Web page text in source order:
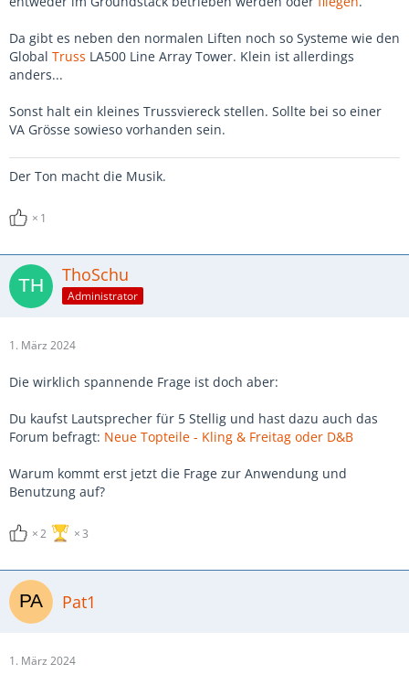
Da gibt es neben den normalen Liften noch so Systeme wie den
Global Truss LA500 Line Array Tower. Klein ist allerdings
anders...
Sonst halt ein kleines Trussviereck stellen. Sollte bei so einer
VA Grösse sowieso vorhanden sein.
Der Ton macht die Musik.
1
ThoSchu
Administrator
1. März 2024
Die wirklich spannende Frage ist doch aber:
Du kaufst Lautsprecher für 5 Stellig und hast dazu auch das
Forum befragt: Neue Topteile - Kling & Freitag oder D&B
Warum kommt erst jetzt die Frage zur Anwendung und
Benutzung auf?
2 3
Pat1
1. März 2024